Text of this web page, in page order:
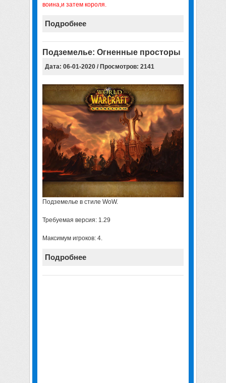
воина,и затем короля.
Подробнее
Подземелье: Огненные просторы
Дата: 06-01-2020 / Просмотров: 2141
Подземелье в стиле WoW.
Требуемая версия: 1.29
Максимум игроков: 4.
Подробнее